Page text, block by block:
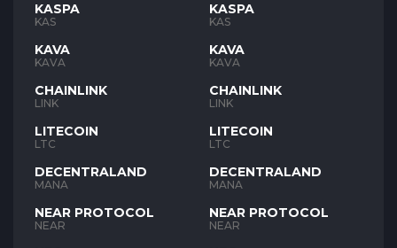
KASPA
KAS
KAVA
KAVA
CHAINLINK
LINK
LITECOIN
LTC
DECENTRALAND
MANA
NEAR PROTOCOL
NEAR
KASPA
KAS
KAVA
KAVA
CHAINLINK
LINK
LITECOIN
LTC
DECENTRALAND
MANA
NEAR PROTOCOL
NEAR